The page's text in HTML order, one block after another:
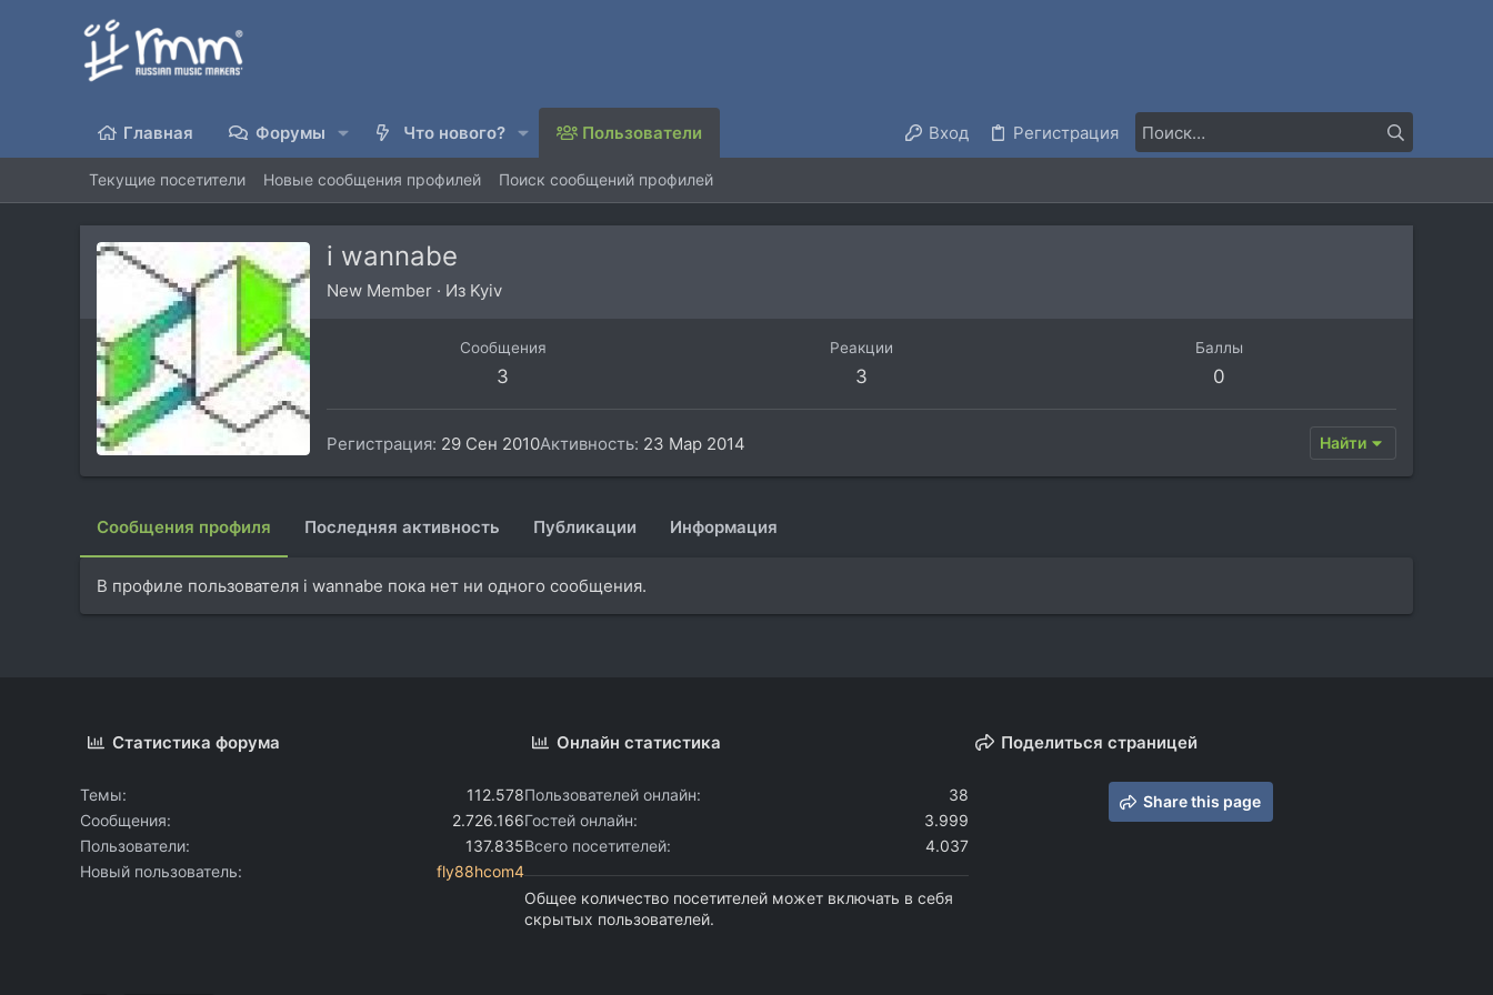
Главная Форумы Что нового? Пользователи Вход Регистрация
Текущие посетители Новые сообщения профилей Поиск сообщений профилей
i wannabe
New Member · Из Kyiv
Сообщения
3
Реакции
3
Баллы
0
Регистрация 29 Сен 2010Активность 23 Мар 2014 Найти
Сообщения профиля Последняя активность Публикации Информация
В профиле пользователя i wannabe пока нет ни одного сообщения.
Статистика форума
Темы
112.578
Сообщения
2.726.166
Пользователи
137.835
Новый пользователь
fly88hcom4
Онлайн статистика
Пользователей онлайн
38
Гостей онлайн
3.999
Всего посетителей
4.037
Общее количество посетителей может включать в себя
скрытых пользователей.
Поделиться страницей
Share this page